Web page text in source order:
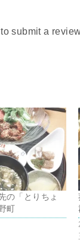
to submit a
の「とりちょ
町